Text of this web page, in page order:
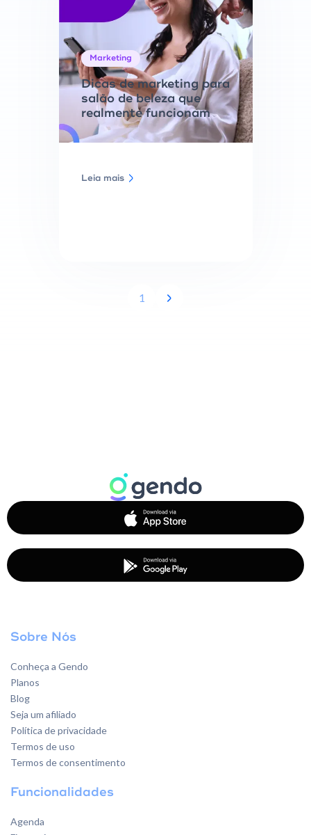
Marketing
Dicas de marketing para
salão de beleza que
realmente funcionam
Leia mais
1
Sobre Nós
Conheça a Gendo
Planos
Blog
Seja um afiliado
Política de privacidade
Termos de uso
Termos de consentimento
Funcionalidades
Agenda